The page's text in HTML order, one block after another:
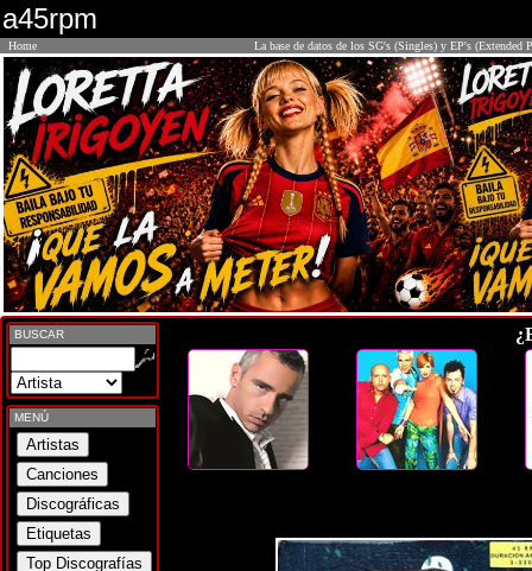
a45rpm
Home La base de datos de los SG's (Singles) y EP's (Extended
BUSCAR
MENÚ